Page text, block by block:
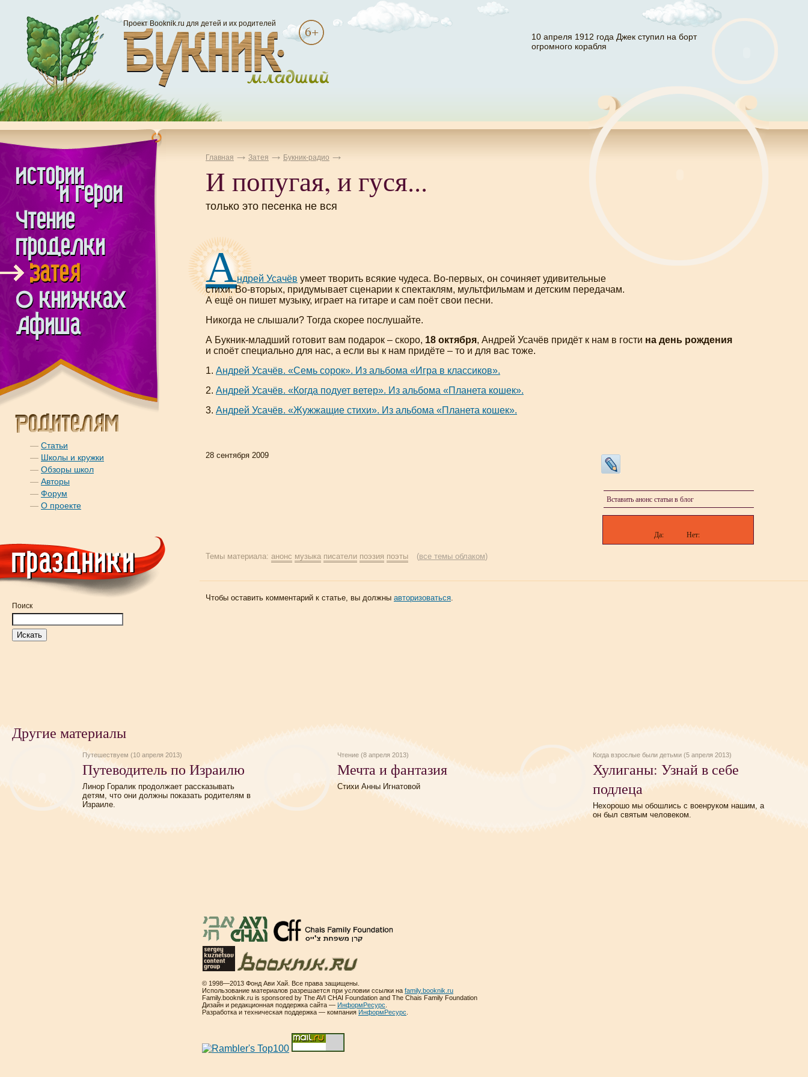
Проект Booknik.ru для детей и их родителей
10 апреля 1912 года Джек ступил на борт
огромного корабля
— Статьи
— Школы и кружки
— Обзоры школ
— Авторы
— Форум
— О проекте
Поиск
Главная Затея Букник-радио
И попугая, и гуся...
только это песенка не вся
Андрей Усачёв умеет творить всякие чудеса. Во-первых, он сочиняет удивительные
стихи.Во-вторых, придумывает сценарии к спектаклям, мультфильмам и детским передачам.
А ещё он пишет музыку, играет на гитаре и сам поёт свои песни.
Никогда не слышали? Тогда скорее послушайте.
А Букник-младший готовит вам подарок – скоро, 18 октября, Андрей Усачёв придёт к нам в гости на день рождения
и споёт специально для нас, а если вы к нам придёте – то и для вас тоже.
1. Андрей Усачёв. «Семь сорок». Из альбома «Игра в классиков».
2. Андрей Усачёв. «Когда подует ветер». Из альбома «Планета кошек».
3. Андрей Усачёв. «Жужжащие стихи». Из альбома «Планета кошек».
Вставить анонс статьи в блог
Да: Нет:
28 сентября 2009
Темы материала: анонс музыка писатели поэзия поэты (все темы облаком)
Чтобы оставить комментарий к статье, вы должны авторизоваться.
Другие материалы
Путешествуем (10 апреля 2013)
Путеводитель по Израилю
Линор Горалик продолжает рассказывать
детям, что они должны показать родителям в
Израиле.
Чтение (8 апреля 2013)
Мечта и фантазия
Стихи Анны Игнатовой
Когда взрослые были детьми (5 апреля 2013)
Хулиганы: Узнай в себе
подлеца
Нехорошо мы обошлись с военруком нашим, а
он был святым человеком.
© 1998—2013 Фонд Ави Хай. Все права защищены.
Использование материалов разрешается при условии ссылки на family.booknik.ru
Family.booknik.ru is sponsored by The AVI CHAI Foundation and The Chais Family Foundation
Дизайн и редакционная поддержка сайта — ИнформРесурс
Разработка и техническая поддержка — компания ИнформРесурс